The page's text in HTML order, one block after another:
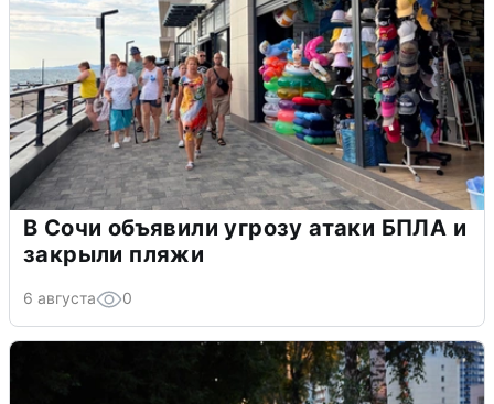
В Сочи объявили угрозу атаки БПЛА и
закрыли пляжи
6 августа 0